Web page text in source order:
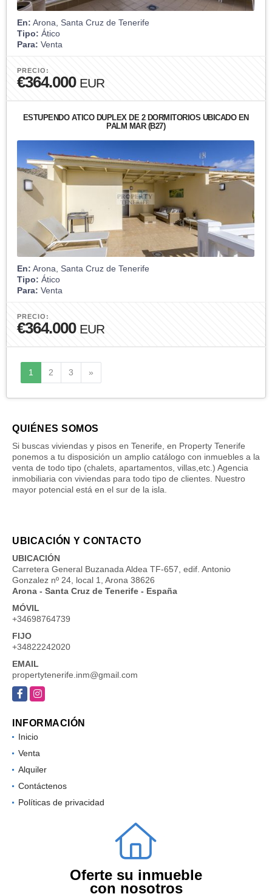
En: Arona, Santa Cruz de Tenerife
Tipo: Ático
Para: Venta
PRECIO:
€364.000 EUR
ESTUPENDO ÁTICO DÚPLEX DE 2 DORMITORIOS UBICADO EN
PALM MAR (B27)
En: Arona, Santa Cruz de Tenerife
Tipo: Ático
Para: Venta
PRECIO:
€364.000 EUR
1 2 3 »
QUIÉNES SOMOS
Si buscas viviendas y pisos en Tenerife, en Property Tenerife
ponemos a tu disposición un amplio catálogo con inmuebles a la
venta de todo tipo (chalets, apartamentos, villas,etc.) Agencia
inmobiliaria con viviendas para todo tipo de clientes. Nuestro
mayor potencial está en el sur de la isla.
UBICACIÓN Y CONTACTO
UBICACIÓN
Carretera General Buzanada Aldea TF-657, edif. Antonio
Gonzalez nº 24, local 1, Arona 38626
Arona - Santa Cruz de Tenerife - España
MÓVIL
+34698764739
FIJO
+34822242020
EMAIL
propertytenerife.inm@gmail.com
FacebookInstagram
INFORMACIÓN
Inicio
Venta
Alquiler
Contáctenos
Políticas de privacidad
Oferte su inmueble
con nosotros